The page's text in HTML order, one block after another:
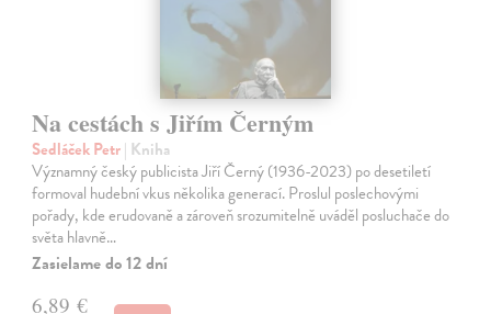
Na cestách s Jiřím Černým
Sedláček Petr| Kniha
Významný český publicista Jiří Černý (1936-2023) po desetiletí
formoval hudební vkus několika generací. Proslul poslechovými
pořady, kde erudovaně a zároveň srozumitelně uváděl posluchače do
světa hlavně…
Zasielame do 12 dní
6,89 €